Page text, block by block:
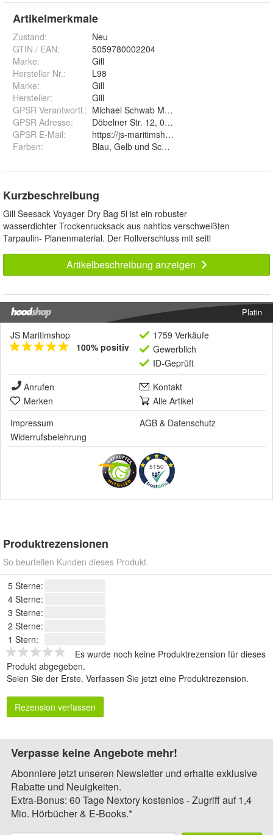
Artikelmerkmale
Zustand:
Neu
GTIN / EAN:
5059780002204
Marke:
Gill
Hersteller Nr.:
L98
Marke:
Gill
Hersteller:
Gill
GPSR Verantwortl.: Michael Schwab Michael Schwab
GPSR Adresse:
Döbelner Str. 12, 04741 Roßwein
GPSR E-Mail:
https://js-maritimshop.de/Kontakt:_:7.html
Farben: Blau, Gelb und Schwarz
Kurzbeschreibung
Gill Seesack Voyager Dry Bag 5l ist ein robuster
wasserdichter Trockenrucksack aus nahtlos verschweißten
Tarpaulin- Planenmaterial. Der Rollverschluss mit seitl
Artikelbeschreibung anzeigen
Platin
JS Maritimshop
100% positiv
1759 Verkäufe
Gewerblich
ID-Geprüft
Anrufen
Kontakt
Merken
Alle Artikel
Impressum
AGB & Datenschutz
Widerrufsbelehrung
5150
Produktrezensionen
So beurteilen Kunden dieses Produkt.
5 Sterne:
4 Sterne:
3 Sterne:
2 Sterne:
1 Stern:
Es wurde noch keine Produktrezension für dieses
Produkt abgegeben.
Seien Sie der Erste. Verfassen Sie jetzt eine Produktrezension.
Rezension verfassen
Verpasse keine Angebote mehr!
Abonniere jetzt unseren Newsletter und erhalte exklusive
Rabatte und Neuigkeiten.
Extra-Bonus: 60 Tage Nextory kostenlos - Zugriff auf 1,4
Mio. Hörbücher & E-Books.*